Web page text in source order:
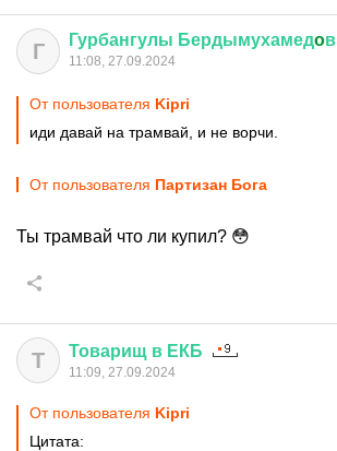
Г Гурбангулы Бердымухамедoв
11:08, 27.09.2024
От пользователя Kipri
иди давай на трамвай, и не ворчи.
От пользователя Партизан Бога
Ты трамвай что ли купил? 😳
Т Товарищ в ЕКБ
11:09, 27.09.2024
От пользователя Kipri
Цитата: